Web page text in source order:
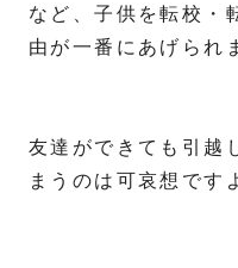
など、子供を転校・
由が一番にあげられ
友達ができても引越
まうのは可哀想です